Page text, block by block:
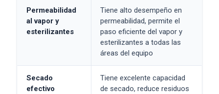
Permeabilidad
al vapor y
esterilizantes
Tiene alto desempeño en
permeabilidad, permite el
paso eficiente del vapor y
esterilizantes a todas las
áreas del equipo
Secado
efectivo
Tiene excelente capacidad
de secado, reduce residuos